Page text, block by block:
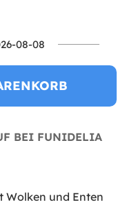
08-08
BEI FUNIDELIA
Wolken und Enten